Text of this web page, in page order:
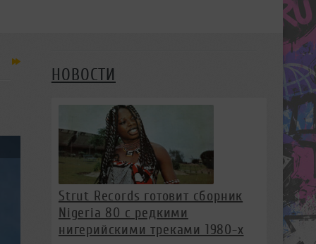
НОВОСТИ
Strut Records готовит сборник
Nigeria 80 с редкими
нигерийскими треками 1980-х